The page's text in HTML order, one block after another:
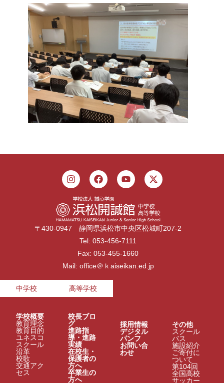
〒430-0947 静岡県浜松市中央区松城町207-2
Tel: 053-456-7111
Fax: 053-455-1660
Mail: office＠ｋaiseikan.ed.jp
中学校 高等学校
学校概要
教育理念
教育目的
ユネスコ
スクール
沿革
校歌
交通アク
セス
校長ブロ
グ
進路指
導・進路
実績
在校生・
保護者の
方へ
卒業生の
方へ
採用情報
デジタル
パンフ
お問い合
わせ
その他
スクール
バス
施設紹介
ご寄付に
ついて
第104回
全国高校
サッカー